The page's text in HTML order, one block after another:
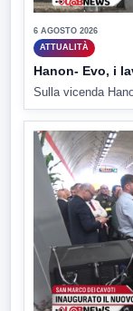
6 AGOSTO 2026
ATTUALITÀ
Hanon- Evo, i
Sulla vicenda